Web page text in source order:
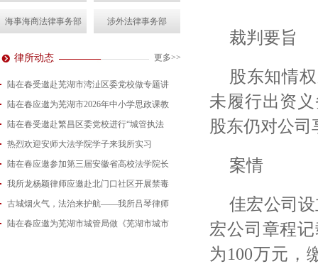
海事海商法律事务部 涉外法律事务部
律所动态 更多>>
陆在春受邀赴芜湖市湾沚区委党校做专题讲
2026-08-04
陆在春应邀为芜湖市2026年中小学思政课教
2026-07-24
陆在春受邀赴繁昌区委党校进行“城管执法
2026-07-15
热烈欢迎安师大法学院学子来我所实习
2026-07-01
陆在春应邀参加第三届安徽省高校法学院长
2026-06-29
我所龙杨颖律师应邀赴北门口社区开展禁毒
2026-06-18
古城烟火气，法治来护航——我所吕琴律师
2026-05-21
陆在春应邀为芜湖市城管局做《芜湖市城市
裁判要旨
股东知情
未履行出资
股东仍对公司
案情
佳宏公司
宏公司章程
为100万元，